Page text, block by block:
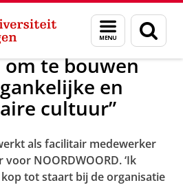
Menu
en
zoeken
van de Bachelor NTC aan het woord
om te bouwen
en
cultuur”
als facilitair medewerker
NOORDWOORD. ‘Ik
tot staart bij de organisatie